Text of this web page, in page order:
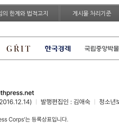
의 한계와 법적고지 게시물 처리기준